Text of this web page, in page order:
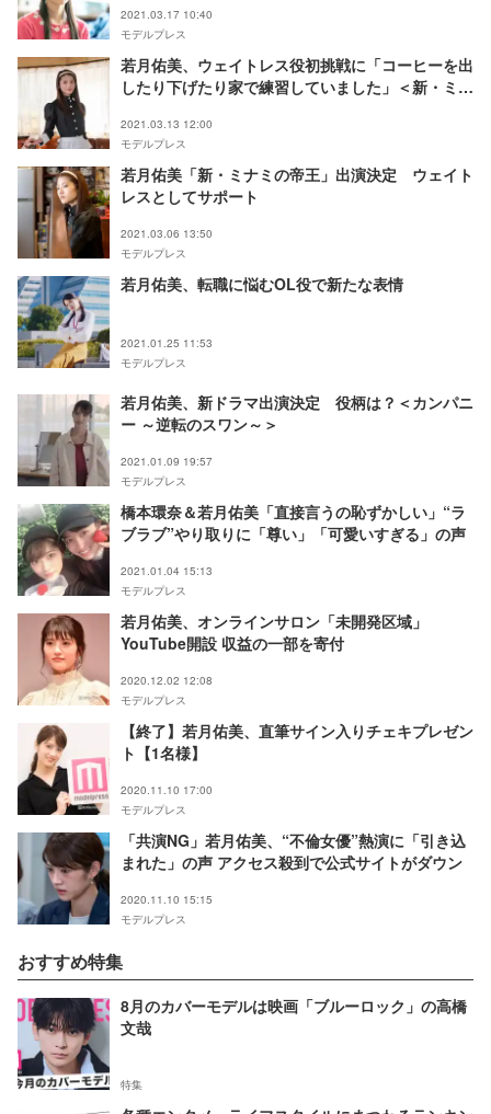
2021.03.17 10:40
モデルプレス
若月佑美、ウェイトレス役初挑戦に「コーヒーを出
したり下げたり家で練習していました」＜新・ミナ
2021.03.13 12:00
モデルプレス
若月佑美「新・ミナミの帝王」出演決定 ウェイト
レスとしてサポート
2021.03.06 13:50
モデルプレス
若月佑美、転職に悩むOL役で新たな表情
2021.01.25 11:53
モデルプレス
若月佑美、新ドラマ出演決定 役柄は？＜カンパニ
ー ～逆転のスワン～＞
2021.01.09 19:57
モデルプレス
橋本環奈＆若月佑美「直接言うの恥ずかしい」“ラ
ブラブ”やり取りに「尊い」「可愛いすぎる」の声
2021.01.04 15:13
モデルプレス
若月佑美、オンラインサロン「未開発区域」
YouTube開設 収益の一部を寄付
2020.12.02 12:08
モデルプレス
【終了】若月佑美、直筆サイン入りチェキプレゼン
ト【1名様】
2020.11.10 17:00
モデルプレス
「共演NG」若月佑美、“不倫女優”熱演に「引き込
まれた」の声 アクセス殺到で公式サイトがダウン
2020.11.10 15:15
モデルプレス
おすすめ特集
8月のカバーモデルは映画「ブルーロック」の高橋
文哉
特集